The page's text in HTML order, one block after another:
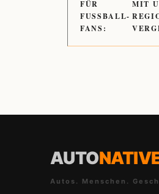
FÜR
FUSSBALL-
FANS:
MIT
AUTO
Autos. Menschen.